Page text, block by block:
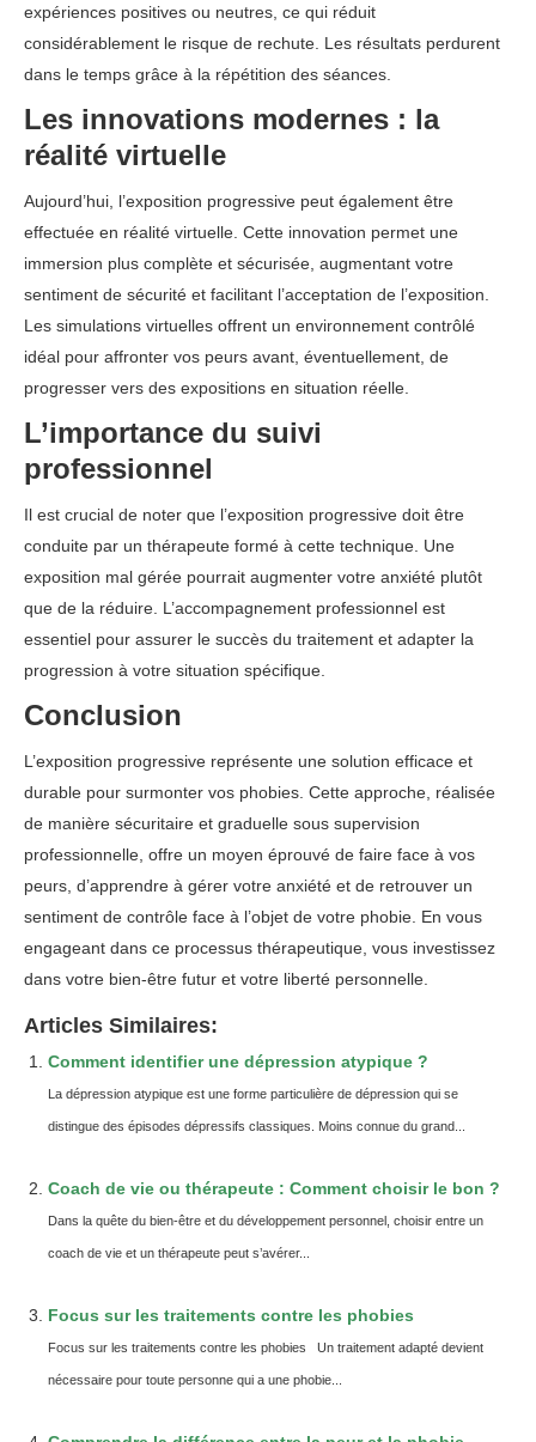
expériences positives ou neutres, ce qui réduit
considérablement le risque de rechute. Les résultats perdurent
dans le temps grâce à la répétition des séances.
Les innovations modernes : la
réalité virtuelle
Aujourd’hui, l’exposition progressive peut également être
effectuée en réalité virtuelle. Cette innovation permet une
immersion plus complète et sécurisée, augmentant votre
sentiment de sécurité et facilitant l’acceptation de l’exposition.
Les simulations virtuelles offrent un environnement contrôlé
idéal pour affronter vos peurs avant, éventuellement, de
progresser vers des expositions en situation réelle.
L’importance du suivi
professionnel
Il est crucial de noter que l’exposition progressive doit être
conduite par un thérapeute formé à cette technique. Une
exposition mal gérée pourrait augmenter votre anxiété plutôt
que de la réduire. L’accompagnement professionnel est
essentiel pour assurer le succès du traitement et adapter la
progression à votre situation spécifique.
Conclusion
L’exposition progressive représente une solution efficace et
durable pour surmonter vos phobies. Cette approche, réalisée
de manière sécuritaire et graduelle sous supervision
professionnelle, offre un moyen éprouvé de faire face à vos
peurs, d’apprendre à gérer votre anxiété et de retrouver un
sentiment de contrôle face à l’objet de votre phobie. En vous
engageant dans ce processus thérapeutique, vous investissez
dans votre bien-être futur et votre liberté personnelle.
Articles Similaires:
Comment identifier une dépression atypique ?
La dépression atypique est une forme particulière de dépression qui se
distingue des épisodes dépressifs classiques. Moins connue du grand...
Coach de vie ou thérapeute : Comment choisir le bon ?
Dans la quête du bien-être et du développement personnel, choisir entre un
coach de vie et un thérapeute peut s’avérer...
Focus sur les traitements contre les phobies
Focus sur les traitements contre les phobies Un traitement adapté devient
nécessaire pour toute personne qui a une phobie...